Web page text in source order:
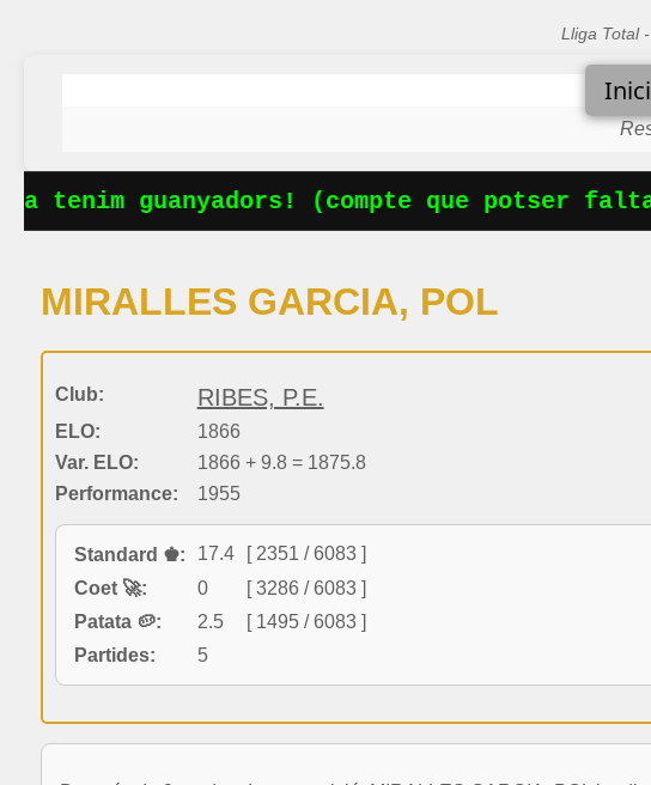
Lliga Total
Inici
tenim guanyadors! (compte que potser falta
MIRALLES GARCIA, POL
Club: RIBES, P.E.
ELO:
1866
Var. ELO:
1866 + 9.8 = 1875.8
Performance:
1955
Standard ♚: 17.4
[ 2351 / 6083 ]
Coet 🚀:
0
[ 3286 / 6083 ]
Patata 🥔:
2.5
[ 1495 / 6083 ]
Partides:
5